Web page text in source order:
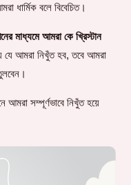
ধার্মিক বলে বিবেচিত।
মাধ্যমে আমরা কে খ্রিস্টান
যে আমরা নিখুঁত হব, তবে আমরা
আমরা সম্পূর্ণভাবে নিখুঁত হয়ে